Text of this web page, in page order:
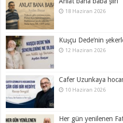
18 Haziran 2026
Kuşçu Dede’nin
12 Haziran 2026
Cafer Uzunkaya
10 Haziran 2026
Her gün yenilenen